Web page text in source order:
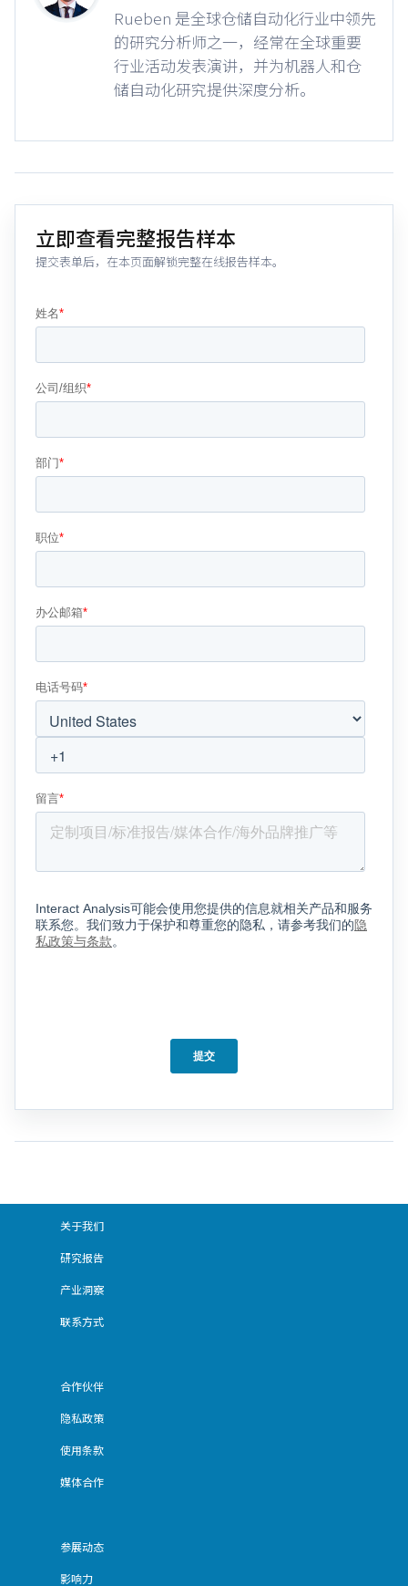
Rueben 是全球仓储自动化行业中领先
的研究分析师之一，经常在全球重要
行业活动发表演讲，并为机器人和仓
储自动化研究提供深度分析。
立即查看完整报告样本
提交表单后，在本页面解锁完整在线报告样本。
关于我们
研究报告
产业洞察
联系方式
合作伙伴
隐私政策
使用条款
媒体合作
参展动态
影响力